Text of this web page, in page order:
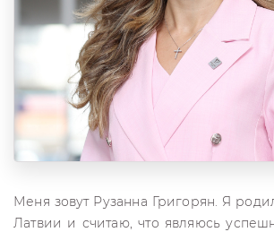
Меня зовут Рузанна Григорян. Я
Латвии и считаю, что являюсь